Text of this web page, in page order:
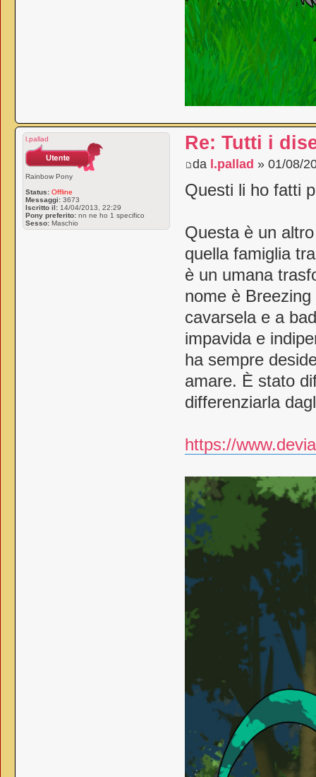
Re: Tutti i
da l.pallad » 01/08/
Questi li ho fatti
Questa è un
quella famiglia
è un umana
nome è
cavarsela e a
impavida e
ha sempre
amare. È stato
differenziarla
https://
l.pallad
Rainbow Pony
Status: Offline
Messaggi: 3673
Iscritto il: 14/04/2013, 22:29
Pony preferito: nn ne ho 1 specifico
Sesso: Maschio